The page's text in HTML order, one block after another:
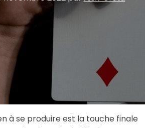
à se produire est la touche finale